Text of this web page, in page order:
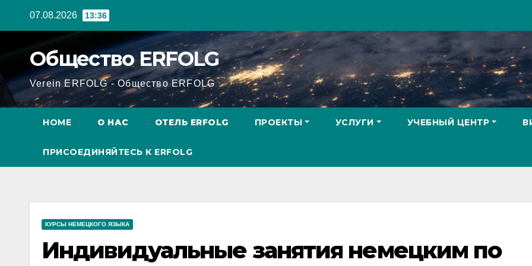
07.08.2026 13:36
Общество ERFOLG
Verein ERFOLG - Общество ERFOLG
HOME О НАС ОТЕЛЬ ERFOLG ПРОЕКТЫ УСЛУГИ УЧЕБНЫЙ ЦЕНТР
ПРИСОЕДИНЯЙТЕСЬ К ERFOLG
КУРСЫ НЕМЕЦКОГО ЯЗЫКА
Индивидуальные занятия немецким по